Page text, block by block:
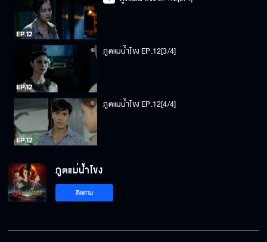
ภูตแม่น้ำโขง EP.12[3/4]
ภูตแม่น้ำโขง EP.12[4/4]
ภูตแม่น้ำโขง
ติดตาม